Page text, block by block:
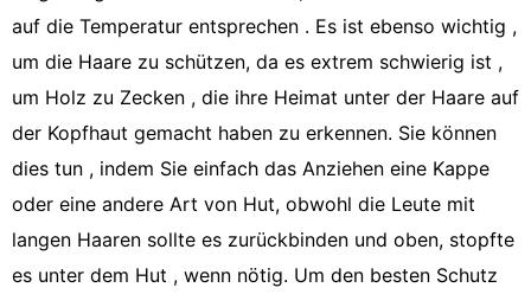
auf die Temperatur entsprechen . Es ist ebenso wichtig ,
um die Haare zu schützen, da es extrem schwierig ist ,
um Holz zu Zecken , die ihre Heimat unter der Haare auf
der Kopfhaut gemacht haben zu erkennen. Sie können
dies tun , indem Sie einfach das Anziehen eine Kappe
oder eine andere Art von Hut, obwohl die Leute mit
langen Haaren sollte es zurückbinden und oben, stopfte
es unter dem Hut , wenn nötig. Um den besten Schutz